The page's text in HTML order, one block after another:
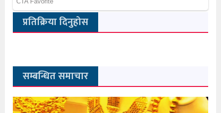
प्रतिक्रिया दिनुहोस
सम्बन्धित समाचार